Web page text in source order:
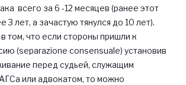
всего за 6 -12 месяцев (ранее этот
3 лет, а зачастую тянулся до 10 лет).
том, что если стороны пришли к
(separazione consensuale) установив
перед судьей, служащим
или адвокатом, то можно